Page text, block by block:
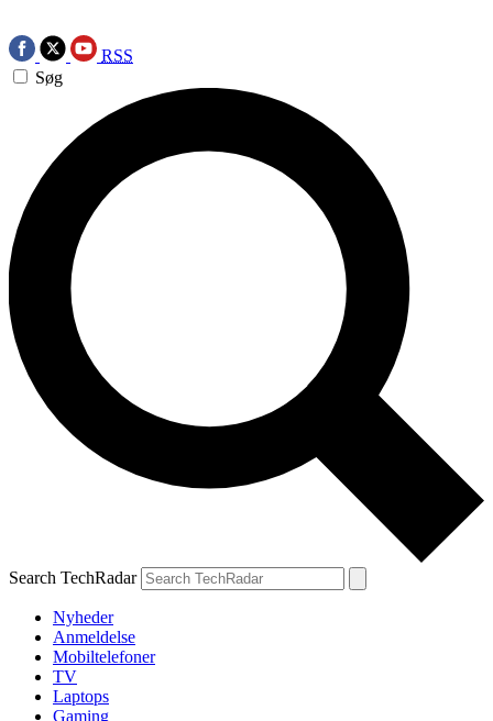
RSS
Søg
Search TechRadar
Nyheder
Anmeldelse
Mobiltelefoner
TV
Laptops
Gaming